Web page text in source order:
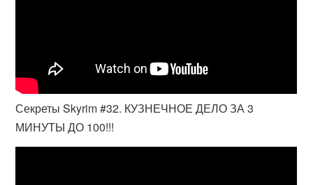
Секреты Skyrim #32. КУЗНЕЧНОЕ ДЕЛО ЗА 3
МИНУТЫ ДО 100!!!